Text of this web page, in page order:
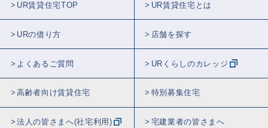
UR賃貸住宅TOP UR賃貸住宅とは
URの借り方 店舗を探す
よくあるご質問 URくらしのカレッジ
高齢者向け賃貸住宅 特別募集住宅
法人の皆さまへ(社宅利用) 宅建業者の皆さまへ